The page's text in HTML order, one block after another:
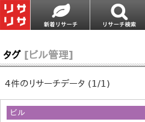
タグ [ビル管理]
4件のリサーチデータ (1/1)
ビル